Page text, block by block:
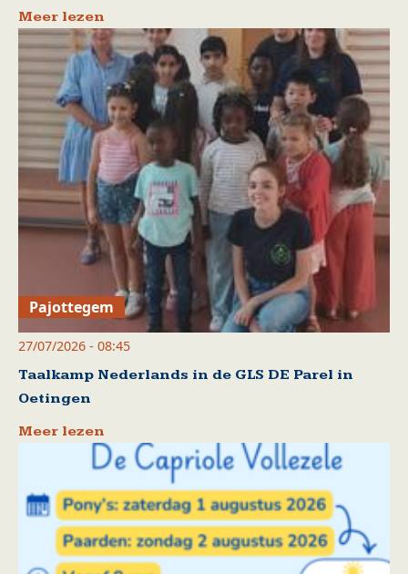
Meer lezen
Pajottegem
27/07/2026 - 08:45
Taalkamp Nederlands in de GLS DE Parel in
Oetingen
Meer lezen